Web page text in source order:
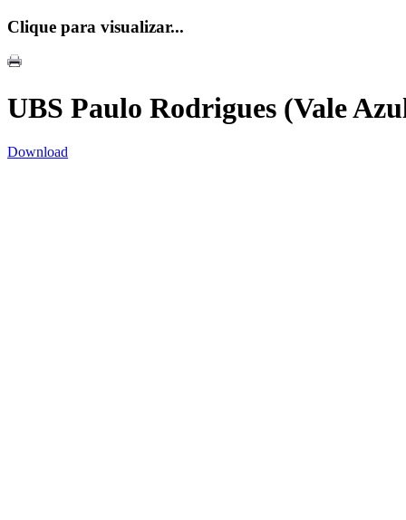
Clique para visualizar...
UBS Paulo Rodrigues (Vale
Download